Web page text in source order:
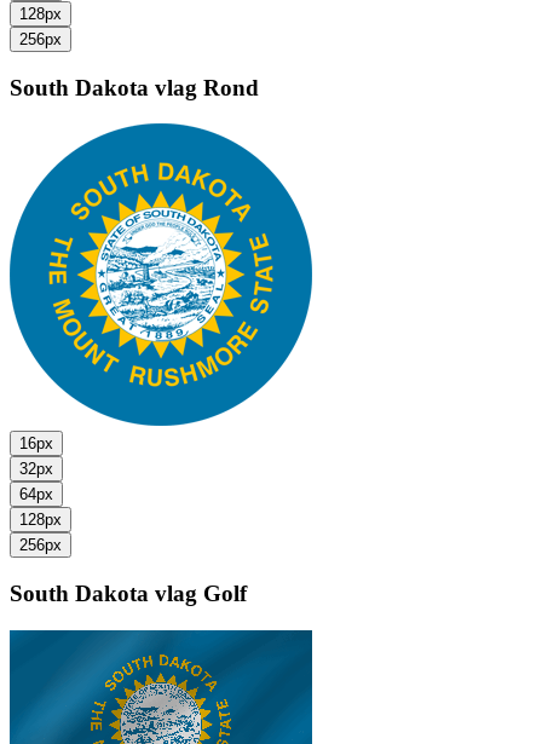
128px
256px
South Dakota vlag Rond
16px
32px
64px
128px
256px
South Dakota vlag Golf